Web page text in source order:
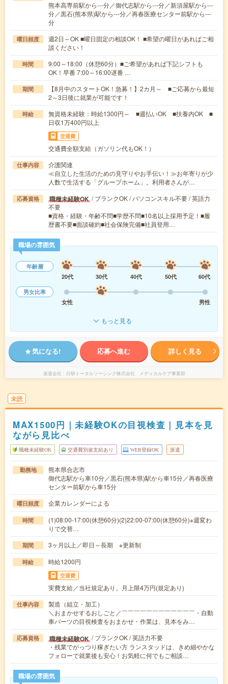
熊本高専前駅から---分／御代志駅から---分／新須屋駅から---
分／黒石(熊本県)駅から---分／再春医療センター前駅から---
分
曜日頻度
週2日～OK ■曜日固定の相談OK！ ■希望の曜日があればご相
談ください！
時間
9:00～18:00（休憩60分）■ご希望があれば下記シフトも
OK！早番 7:00～16:00遅番 …
期間
【8月中のスタートOK！急募！】2カ月～ ■ご応募から最短
2～3日後に就業が可能です！
時給
無資格未経験：時給1300円～ ■週払いOK ■扶養内OK ■
日収1万400円以上
交通費
交通費全額支給（ガソリン代もOK！）
仕事内容
介護関連
≪自立した生活のための見守りやお手伝い！≫お年寄りが少
人数で生活する「グループホーム」。利用者さんが…
応募資格 職種未経験OK / ブランクOK / パソコンスキル不要 / 英語力
不要
■資格・経験・年齢不問■学歴不問■10名以上採用予定！■履
歴書不要■面談確約■社会保険完備■社員登用…
職場の雰囲気
年齢層
20代
30代 40代 50代
60代
男女比率
女性
男性
もっと見る
気になる! 応募へ進む 詳しく見る
派遣会社 日研トータルソーシング株式会社 メディカルケア事業部
未読
MAX1500円｜未経験OKの目視検査｜見本を見
ながら見比べ
職種未経験OK 交通費別途支給あり WEB登録OK 派遣
勤務地
熊本県合志市
御代志駅から車10分／黒石(熊本県)駅から車15分／再春医療
センター前駅から車15分
曜日頻度 企業カレンダーによる
時間
(1)08:00-17:00(休憩60分)(2)22:00-07:00(休憩60分)※週変わ
りで交替…
期間 3ヶ月以上／即日～長期 ※更新制
時給 時給1200円
交通費
実費支給／当社規定あり。月上限4万円(規定あり)
仕事内容
製造（組立・加工）
＼おまかせするおしごと／￣￣￣￣￣￣￣￣￣￣￣￣・自動
車パーツの目視検査をおまかせ・作業は、見本をみ…
応募資格 職種未経験OK / ブランクOK / 英語力不要
・残業でがっつり稼ぎたい方 ランスタッドは、きめ細やかな
フォローで就業後も安心！お気軽に何でもご相談…
職場の雰囲気